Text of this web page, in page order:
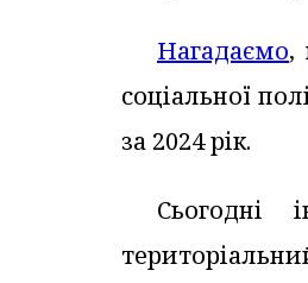
Нагадаємо,
соціальної
за 2024 рік.
Сьогодні